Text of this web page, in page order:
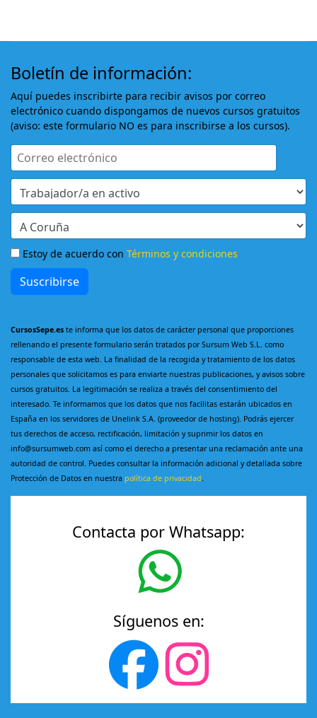
Boletín de información:
Aquí puedes inscribirte para recibir avisos por correo
electrónico cuando dispongamos de nuevos cursos gratuitos
(aviso: este formulario NO es para inscribirse a los cursos).
Estoy de acuerdo con Términos y condiciones
Suscribirse
CursosSepe.es te informa que los datos de carácter personal que proporciones
rellenando el presente formulario serán tratados por Sursum Web S.L. como
responsable de esta web. La finalidad de la recogida y tratamiento de los datos
personales que solicitamos es para enviarte nuestras publicaciones, y avisos sobre
cursos gratuitos. La legitimación se realiza a través del consentimiento del
interesado. Te informamos que los datos que nos facilitas estarán ubicados en
España en los servidores de Unelink S.A. (proveedor de hosting). Podrás ejercer
tus derechos de acceso, rectificación, limitación y suprimir los datos en
info@sursumweb.com así como el derecho a presentar una reclamación ante una
autoridad de control. Puedes consultar la información adicional y detallada sobre
Protección de Datos en nuestra política de privacidad.
Contacta por Whatsapp:
Síguenos en: